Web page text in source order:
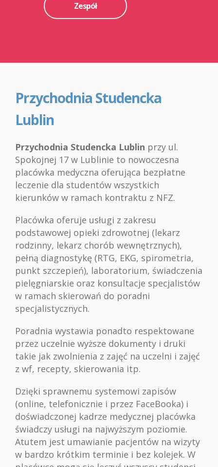
Zespół
Przychodnia Studencka
Lublin
Przychodnia Studencka Lublin przy ul.
Spokojnej 17 w Lublinie to nowoczesna
placówka medyczna oferująca bezpłatne
leczenie dla studentów wszystkich
kierunków w ramach kontraktu z NFZ.
Placówka oferuje usługi z zakresu
podstawowej opieki zdrowotnej (lekarz
rodzinny, lekarz chorób wewnętrznych),
pełną diagnostykę (RTG, EKG, spirometria,
punkt szczepień), laboratorium, świadczenia
pielęgniarskie oraz konsultacje specjalistów
w ramach skierowań do poradni
specjalistycznych.
Poradnia wystawia ponadto respektowane
przez uczelnie wyższe dokumenty i druki
takie jak zwolnienia z zajęć na uczelni i zajęć
z wf, recepty, skierowania itp.
Dzięki sprawnemu systemowi zapisów
(online, telefonicznie i przez FaceBooka) i
doświadczonej kadrze medycznej placówka
świadczy usługi na najwyższym poziomie.
Atutem jest umawianie pacjentów na wizyty
w bardzo krótkim terminie i bez kolejek. W